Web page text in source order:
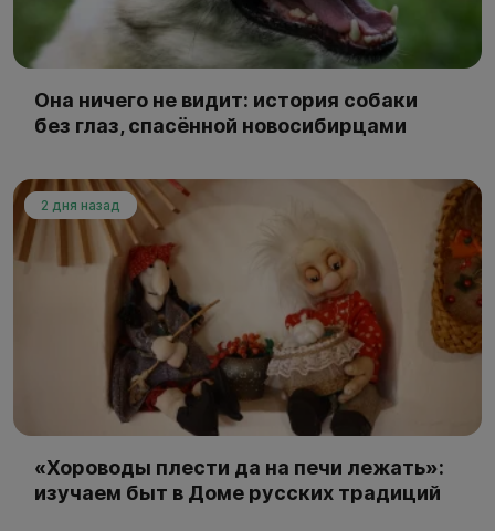
Она ничего не видит: история собаки
без глаз, спасённой новосибирцами
2 дня назад
«Хороводы плести да на печи лежать»:
изучаем быт в Доме русских традиций